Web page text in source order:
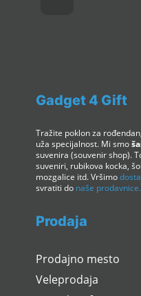
Gadget 4 Gift
Tražite poklon za
uža specijalnost. Mi smo
suvenira (souvenir shop).
suveniri, rubikova kocka,
mozgalice itd. Vršimo
svratiti do naše prodavnice.
Prodaja
Prodajno mesto
Veleprodaja